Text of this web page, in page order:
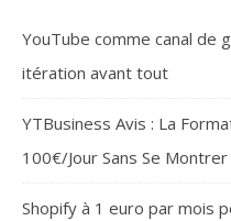
YouTube comme canal de
itération avant tout
YTBusiness Avis : La
100€/Jour Sans Se Montrer
Shopify à 1 euro par mois